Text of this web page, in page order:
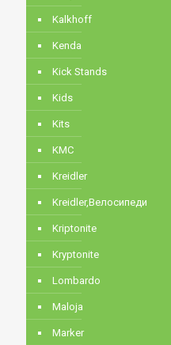
Kalkhoff
Kenda
Kick Stands
Kids
Kits
KMC
Kreidler
Kreidler,Велосипеди
Kriptonite
Kryptonite
Lombardo
Maloja
Marker